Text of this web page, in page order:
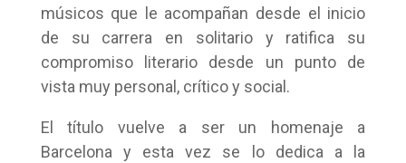
músicos que le acompañan desde el inicio
de su carrera en solitario y ratifica su
compromiso literario desde un punto de
vista muy personal, crítico y social.
El título vuelve a ser un homenaje a
Barcelona y esta vez se lo dedica a la